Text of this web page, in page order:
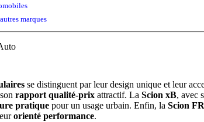
marques
se distinguent par leur design unique et leur
rapport qualité-prix attractif. La Scion xB, avec
pratique pour un usage urbain. Enfin, la Scion
orienté performance.